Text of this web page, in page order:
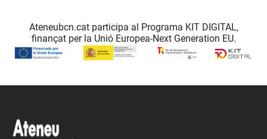
Ateneubcn.cat participa al Programa KIT DIGITAL,
finançat per la Unió Europea-Next Generation EU.